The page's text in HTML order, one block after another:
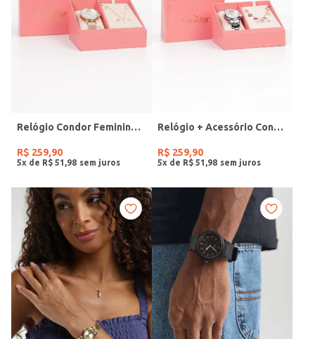
Relógio Condor Feminino DOURADO
R$ 259,90
5x de R$ 51 98
Relógio + Acessório Condor Feminino PRATA
R$ 259,90
5x de R$ 51 98